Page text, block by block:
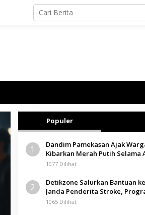
Populer
1
Dandim Pamekasan Ajak
Kibarkan Merah Putih Selama
1077 Dilihat
2
Detikzone Salurkan Bantuan
Janda Penderita Stroke,
Berbagi Masuki Hari ke-61
1065 Dilihat